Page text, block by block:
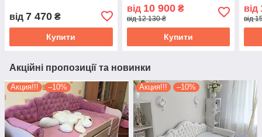
від 7 470 ₴
Купити
від 10 900₴
від 12 130 ₴
Купити
від
від
Акційні пропозиції та новинки
Акция!!! –10% Акция!!! –10%